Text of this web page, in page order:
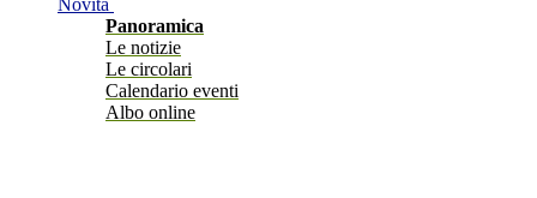
Novità
Panoramica
Le notizie
Le circolari
Calendario eventi
Albo online